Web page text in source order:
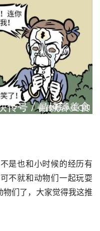
是也和小时候的经历有
不就和动物们一起玩耍
们了，大家觉得我这推